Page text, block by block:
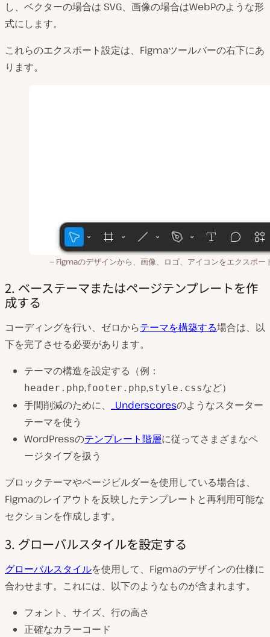
し、ベクターの場合は SVG、画像の場合はWebPのような形
式にします。
これらのエクスポート設定は、Figmaツールバーの右下にあ
ります。
Figmaのデザインから、画像、ロゴ、アイコンをエクスポー
2. ベーステーマまたはページテンプレートを作
成する
コーディングを行い、ゼロからテーマを構築する場合は、以
下を完了させる必要があります。
テーマの構造を設定する（例：
header.php,footer.php,style.cssなど）
手間削減のために、
_Underscoresのようなスターター
テーマを使う
WordPressのテンプレート階層に従ってさまざまなペ
ージタイプを扱う
ブロックテーマやページビルダーを使用している場合は、
Figmaのレイアウトを反映したテンプレートと再利用可能な
セクションを作成します。
3. グローバルスタイルを設定する
グローバルスタイルを使用して、Figmaのデザインの仕様に
合わせます。これには、以下のようなものが含まれます。
フォント、サイズ、行の高さ
正確なカラーコード